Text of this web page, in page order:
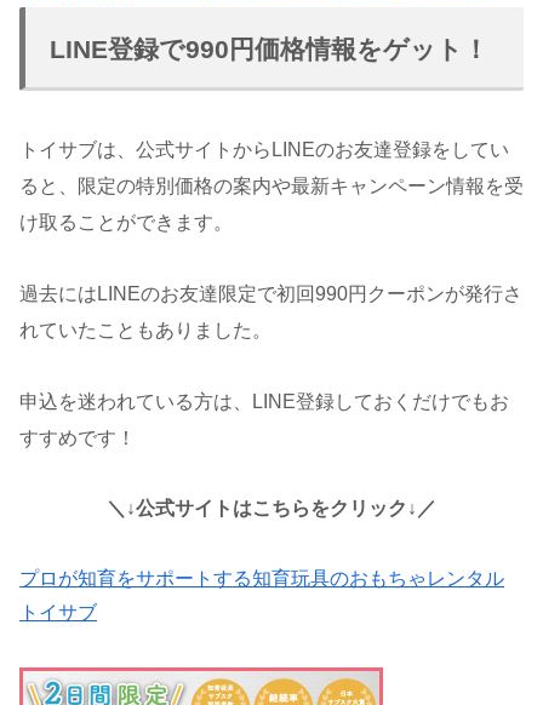
LINE登録で990円価格情報をゲット！
トイサブは、公式サイトからLINEのお友達登録をしてい
ると、限定の特別価格の案内や最新キャンペーン情報を受
け取ることができます。
過去にはLINEのお友達限定で初回990円クーポンが発行さ
れていたこともありました。
申込を迷われている方は、LINE登録しておくだけでもお
すすめです！
＼↓公式サイトはこちらをクリック↓／
プロが知育をサポートする知育玩具のおもちゃレンタル
トイサブ